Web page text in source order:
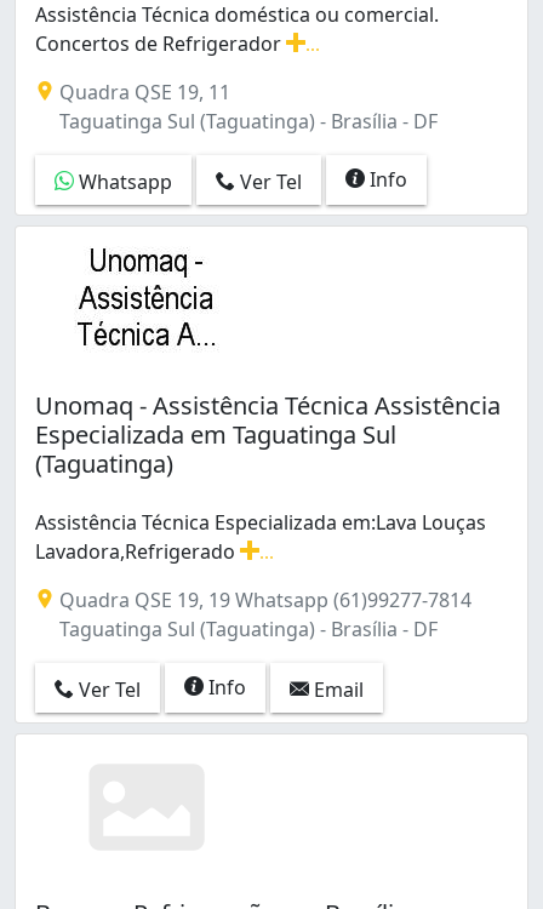
Assistência Técnica doméstica ou comercial.
Concertos de Refrigerador
Quadra QSE 19, 11
Taguatinga Sul (Taguatinga) - Brasília - DF
Whatsapp Ver Tel Info
Unomaq - Assistência Técnica Assistência
Especializada em Taguatinga Sul
(Taguatinga)
Assistência Técnica Especializada em:Lava Louças
Lavadora,Refrigerado
Quadra QSE 19, 19 Whatsapp (61)99277-7814
Taguatinga Sul (Taguatinga) - Brasília - DF
Ver Tel Info Email